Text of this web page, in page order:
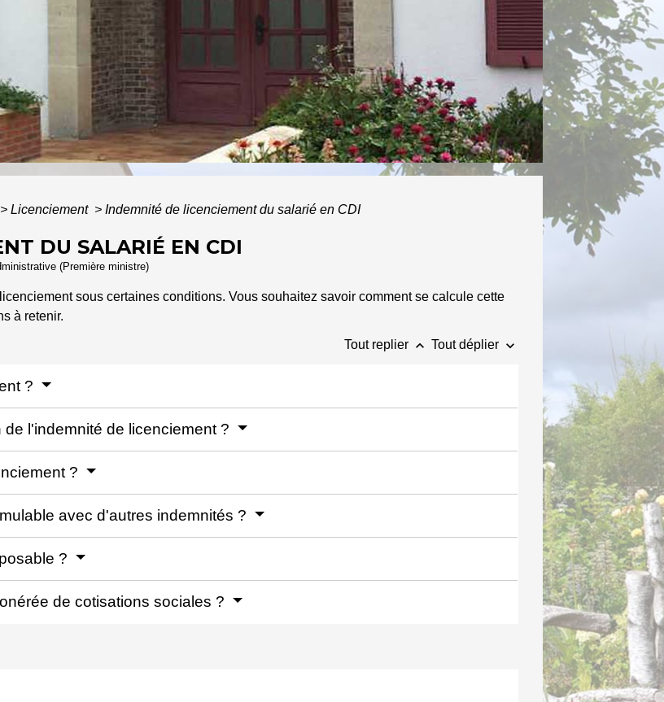
> Licenciement > Indemnité de licenciement du salarié en CDI
DU SALARIÉ EN CDI
(Première ministre)
sous certaines conditions. Vous souhaitez savoir comment se calcule cette
à retenir.
Tout replier keyboard_arrow_up Tout déplier keyboard_arrow_down
?
l'indemnité de licenciement ?
?
avec d'autres indemnités ?
?
de cotisations sociales ?